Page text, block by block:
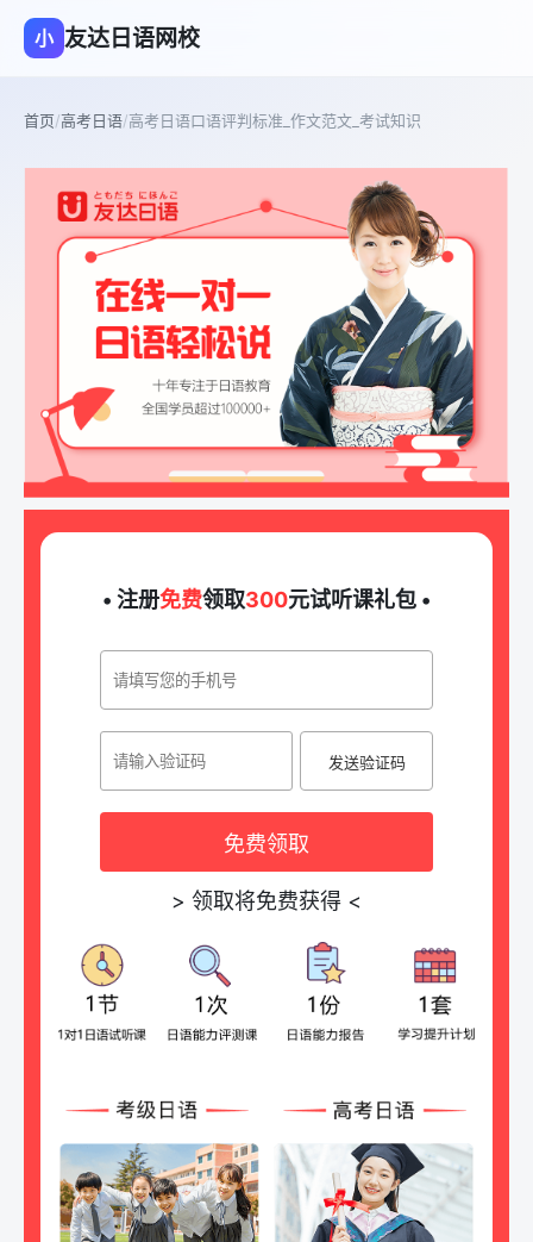
小 友达日语网校
首页/高考日语/高考日语口语评判标准_作文范文_考试知识
• 注册免费领取300元试听课礼包 •
发送验证码
免费领取
> 领取将免费获得 <